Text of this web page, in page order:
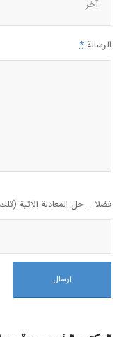
الرسالة *
فضلا .. حل المعادلة الآتية